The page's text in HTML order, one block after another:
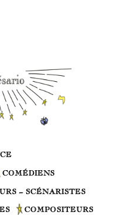
COMÉDIENS
– SCÉNARISTES
COMPOSITEURS